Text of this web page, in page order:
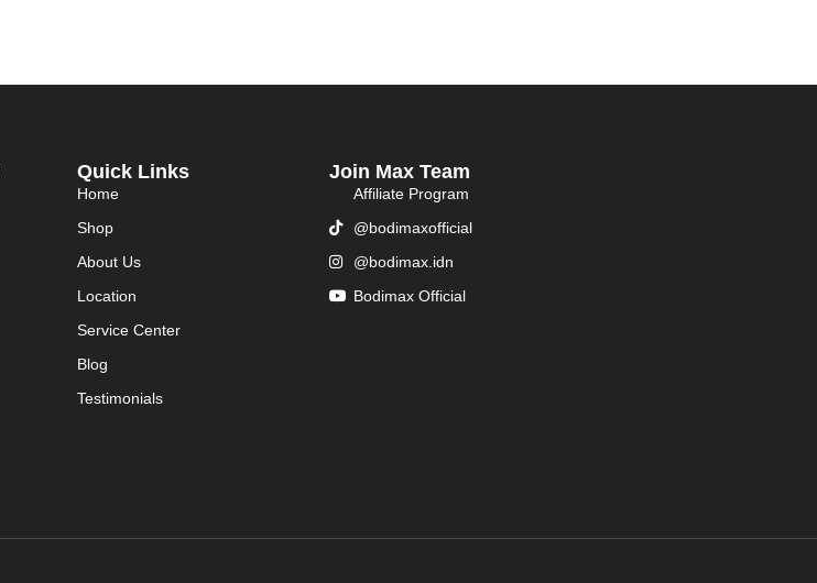
Quick Links
Home
Shop
About Us
Location
Service Center
Blog
Testimonials
Join Max Team
Affiliate Program
@bodimaxofficial
@bodimax.idn
Bodimax Official